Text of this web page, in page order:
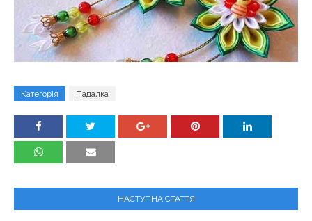
Категорія Падалка
НАСТУПНА СТАТТЯ